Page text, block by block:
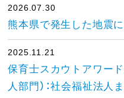
2026.07.30
熊本県で発生した地震
2025.11.21
保育士スカウトアワー
人部門）：社会福祉法